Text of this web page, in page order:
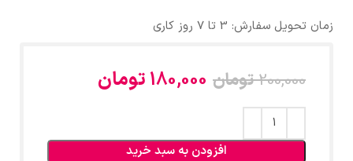
زمان تحویل سفارش: 3 تا 7 روز کاری
200,000تومان 180,000 تومان
افزودن به سبد خرید